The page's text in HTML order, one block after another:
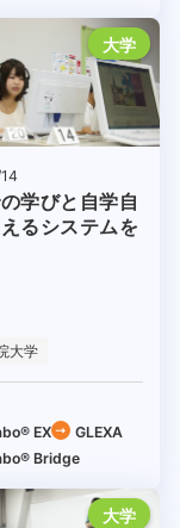
大学
学びと自学自
るシステムを
大学
EX
GLEXA
Bridge
大学